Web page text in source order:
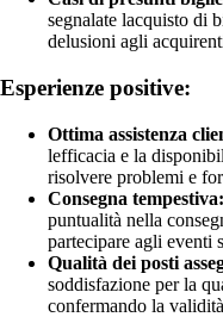
segnalate lacquisto di
delusioni agli
Esperienze positive:
Ottima assistenza
lefficacia e la
risolvere problemi e
Consegna tempestiva:
puntualità nella
partecipare agli eventi
Qualità dei posti
soddisfazione per la
confermando la